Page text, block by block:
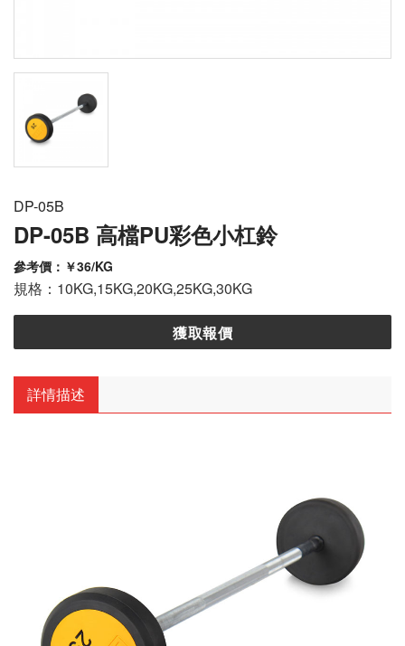
DP-05B
DP-05B 高檔PU彩色小杠鈴
參考價：￥36/KG
規格：10KG,15KG,20KG,25KG,30KG
獲取報價
詳情描述